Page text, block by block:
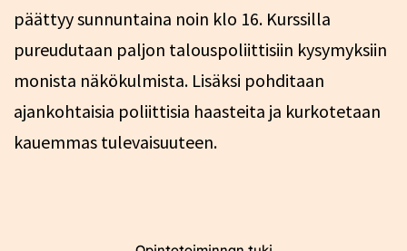
päättyy sunnuntaina noin klo 16. Kurssilla
pureudutaan paljon talouspoliittisiin kysymyksiin
monista näkökulmista. Lisäksi pohditaan
ajankohtaisia poliittisia haasteita ja kurkotetaan
kauemmas tulevaisuuteen.